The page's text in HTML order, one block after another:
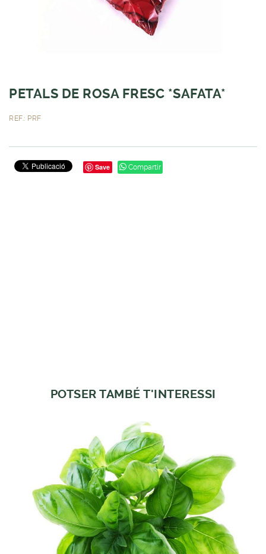
PETALS DE ROSA FRESC *SAFATA*
REF.: PRF
Save Compartir
POTSER TAMBÉ T'INTERESSI